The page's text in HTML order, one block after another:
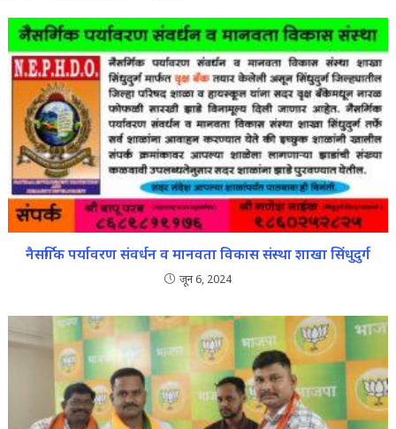
नैसर्गिक पर्यावरण संवर्धन व मानवता विकास संस्था शाखा सिंधुदुर्ग
जून 6, 2024